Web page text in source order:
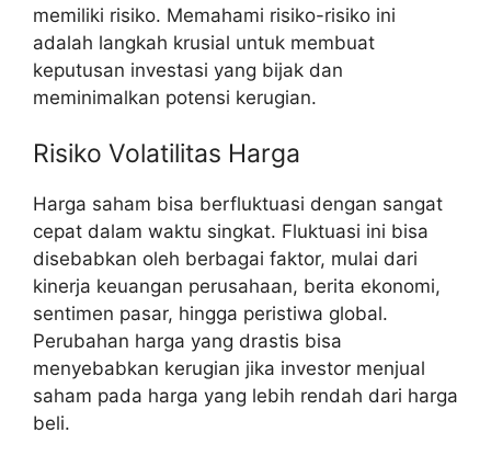
memiliki risiko. Memahami risiko-risiko ini
adalah langkah krusial untuk membuat
keputusan investasi yang bijak dan
meminimalkan potensi kerugian.
Risiko Volatilitas Harga
Harga saham bisa berfluktuasi dengan sangat
cepat dalam waktu singkat. Fluktuasi ini bisa
disebabkan oleh berbagai faktor, mulai dari
kinerja keuangan perusahaan, berita ekonomi,
sentimen pasar, hingga peristiwa global.
Perubahan harga yang drastis bisa
menyebabkan kerugian jika investor menjual
saham pada harga yang lebih rendah dari harga
beli.